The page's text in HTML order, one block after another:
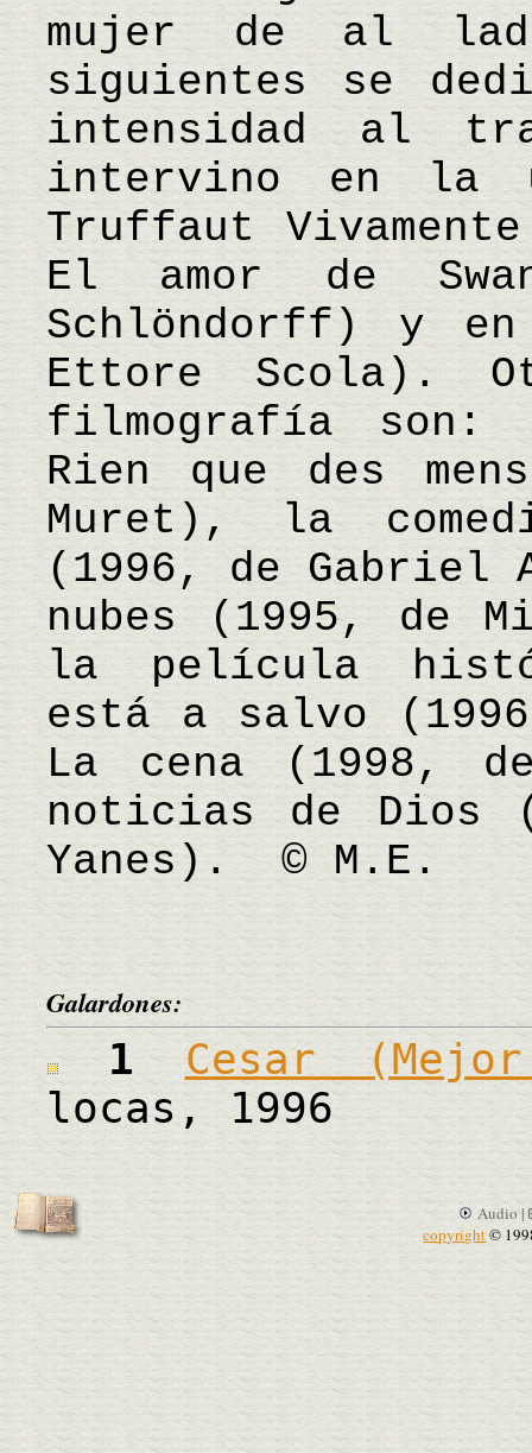
mujer de al
siguientes se
intensidad al
intervino en la
Truffaut
El amor de
Schlöndorff) y
Ettore Scola).
filmografía son:
Rien que des
Muret), la
(1996, de Gabriel
nubes (1995, de
la película
está a salvo
La cena (1998,
noticias de Dios
Yanes). © M.E.
Galardones:
1Cesar
locas, 1996
Audio |
copyright©